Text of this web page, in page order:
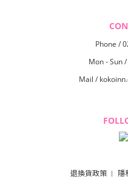
Phone /
Mon - Sun
Mail /
退換貨政策 ︱ 隱